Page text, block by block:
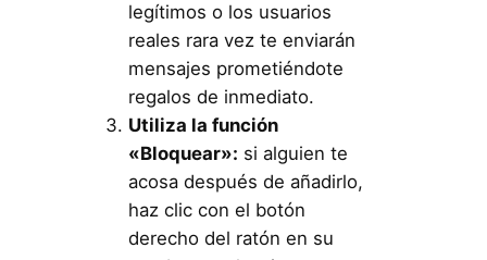
legítimos o los usuarios
reales rara vez te enviarán
mensajes prometiéndote
regalos de inmediato.
Utiliza la función
«Bloquear»: si alguien te
acosa después de añadirlo,
haz clic con el botón
derecho del ratón en su